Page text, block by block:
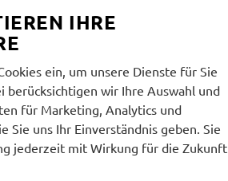
IHRE
ein, um unsere Dienste für Sie
berücksichtigen wir Ihre Auswahl und
für Marketing, Analytics und
Sie uns Ihr Einverständnis geben. Sie
jederzeit mit Wirkung für die Zukunft